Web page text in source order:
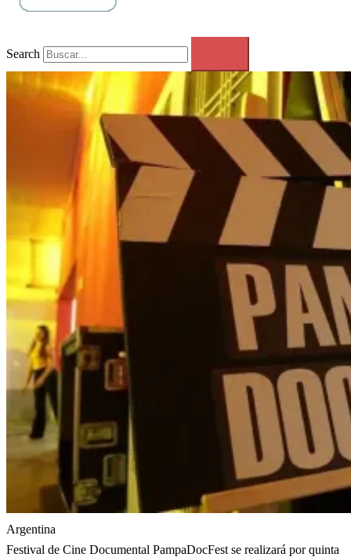
Search
Argentina
Festival de Cine Documental PampaDocFest se realizará por quinta